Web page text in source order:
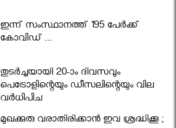
ഇന്ന് സംസ്ഥാനത്ത് 195 പേര്‍ക്ക്
കോവിഡ് ...
തുടർച്ചയായി 20-ാം ദിവസവും
പെട്രോളിന്റെയും ഡീസലിന്റെയും വില
വര്‍ധിപ്പിച്ചു
മുഖക്കുരു വരാതിരിക്കാന്‍ ഇവ ശ്രദ്ധിക്കൂ ;